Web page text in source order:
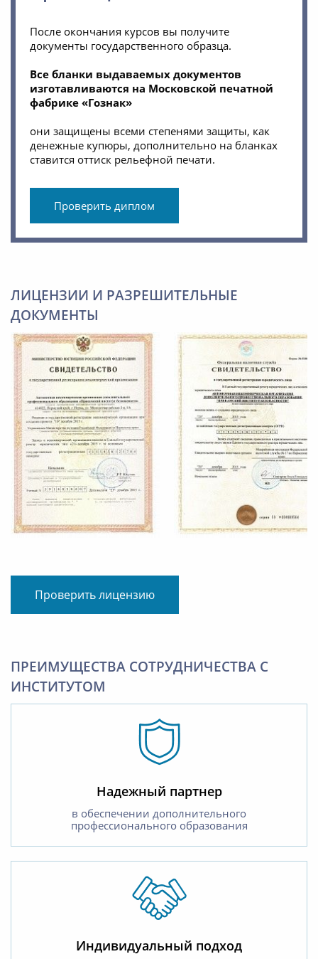
После окончания курсов вы получите
документы государственного образца.
Все бланки выдаваемых документов
изготавливаются на Московской печатной
фабрике «Гознак»
они защищены всеми степенями защиты, как
денежные купюры, дополнительно на бланках
ставится оттиск рельефной печати.
Проверить диплом
ЛИЦЕНЗИИ И РАЗРЕШИТЕЛЬНЫЕ
ДОКУМЕНТЫ
Проверить лицензию
ПРЕИМУЩЕСТВА СОТРУДНИЧЕСТВА С
ИНСТИТУТОМ
Надежный партнер
в обеспечении дополнительного
профессионального образования
Индивидуальный подход